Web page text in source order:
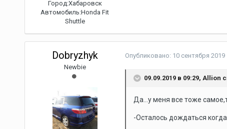
Город:Хабаровск
Автомобиль:Honda Fit
Shuttle
Dobryzhyk
Newbie
Опубликовано: 10 сентября 2019
09.09.2019 в 09:29, Allion
Да...у меня все тоже
-Осталось дождаться